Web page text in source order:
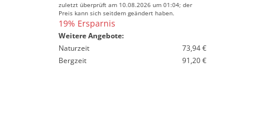
zuletzt überprüft am 10.08.2026 um 01:04; der
Preis kann sich seitdem geändert haben.
19% Ersparnis
Weitere Angebote:
Naturzeit
73,94 €
Bergzeit
91,20 €